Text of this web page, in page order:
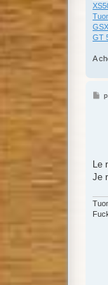
GT
A
M
Le
Je